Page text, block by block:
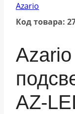
Azario
Код товара:
АZ-